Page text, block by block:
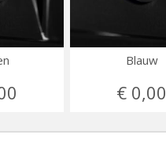
Blauw
€ 0,00